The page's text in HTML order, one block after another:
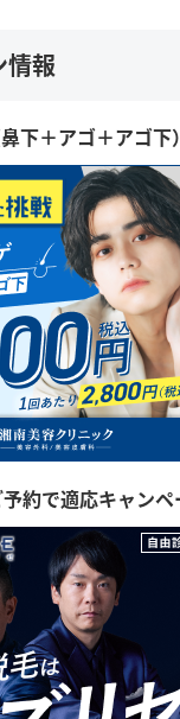
情報
下＋アゴ＋アゴ下
約で適応キャンペ